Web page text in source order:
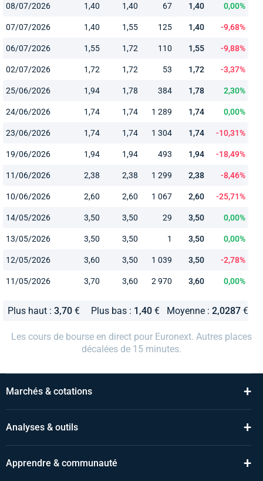
08/07/2026 1,40 1,40 67 1,40 0,00%
07/07/2026 1,40 1,55 125 1,40 -9,68%
06/07/2026 1,55 1,72 110 1,55 -9,88%
02/07/2026 1,72 1,72 53 1,72 -3,37%
25/06/2026 1,94 1,78 384 1,78 2,30%
24/06/2026 1,74 1,74 1 289 1,74 0,00%
23/06/2026 1,74 1,74 1 304 1,74 -10,31%
19/06/2026 1,94 1,94 493 1,94 -18,49%
11/06/2026 2,38 2,38 1 299 2,38 -8,46%
10/06/2026 2,60 2,60 1 067 2,60 -25,71%
14/05/2026 3,50 3,50 29 3,50 0,00%
13/05/2026 3,50 3,50 1 3,50 0,00%
12/05/2026 3,60 3,50 1 039 3,50 -2,78%
11/05/2026 3,70 3,60 2 970 3,60 0,00%
Plus haut :3,70 € Plus bas : 1,40 € Moyenne : 2,0287€
Les cours de bourse en direct pour Euronext. Autres places
décalées de 15 minutes.
Marchés & cotations +
Analyses & outils +
Apprendre & communauté +